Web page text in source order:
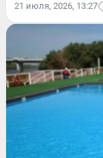
21 июля, 2026, 13:27